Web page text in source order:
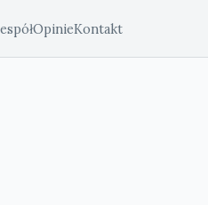
OpinieKontakt